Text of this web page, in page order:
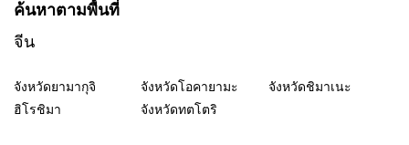
ค้นหาตามพื้นที่
จีน
จังหวัดยามากุจิ จังหวัดโอคายามะ
จังหวัดชิมาเนะ
ฮิโรชิมา
จังหวัดทตโตริ